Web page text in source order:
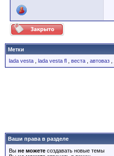
Метки
lada vesta
lada vesta fl веста автоваз
Ваши права в разделе
Вы не можете создавать новые темы